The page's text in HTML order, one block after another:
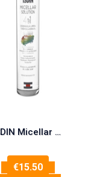
ISDIN Micellar Solution 4 in 1 – Καθαρισμός & ντεμακιγιάζ, 400ml
€15.50